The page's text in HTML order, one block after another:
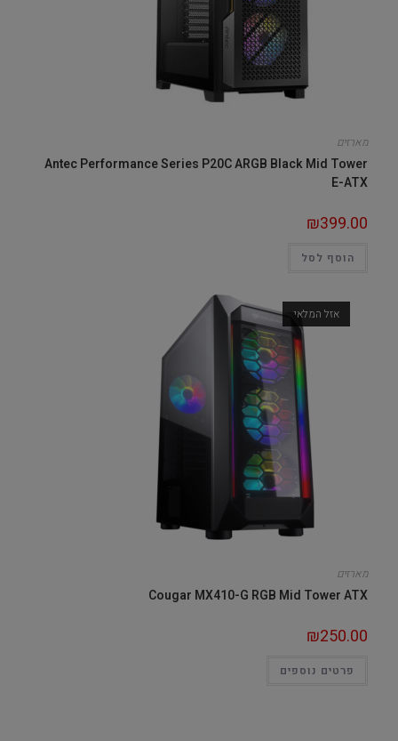
מארזים
Antec Performance Series P20C ARGB Black Mid Tower
E-ATX
₪399.00
הוסף לסל
אזל המלאי
מארזים
Cougar MX410-G RGB Mid Tower ATX
₪250.00
פרטים נוספים